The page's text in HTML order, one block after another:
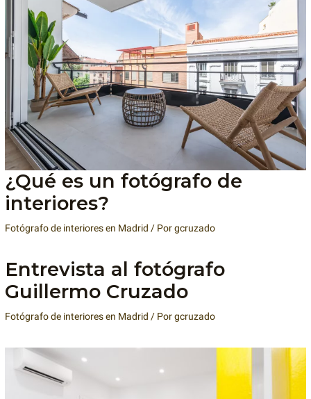
¿Qué es un fotógrafo de
interiores?
Fotógrafo de interiores en Madrid / Porgcruzado
Entrevista al fotógrafo
Guillermo Cruzado
Fotógrafo de interiores en Madrid / Porgcruzado